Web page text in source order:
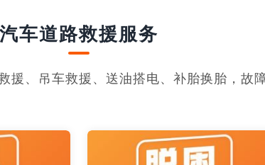
汽车道路救援服务
援、吊车救援、送油搭电、补胎换胎，故